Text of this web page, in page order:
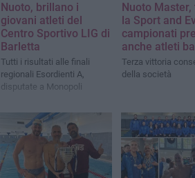
Nuoto, brillano i
giovani atleti del
Centro Sportivo LIG di
Barletta
Tutti i risultati alle finali
regionali Esordienti A,
disputate a Monopoli
Nuoto
la Sport and
campionati
anche atleti
Terza vittoria
della società